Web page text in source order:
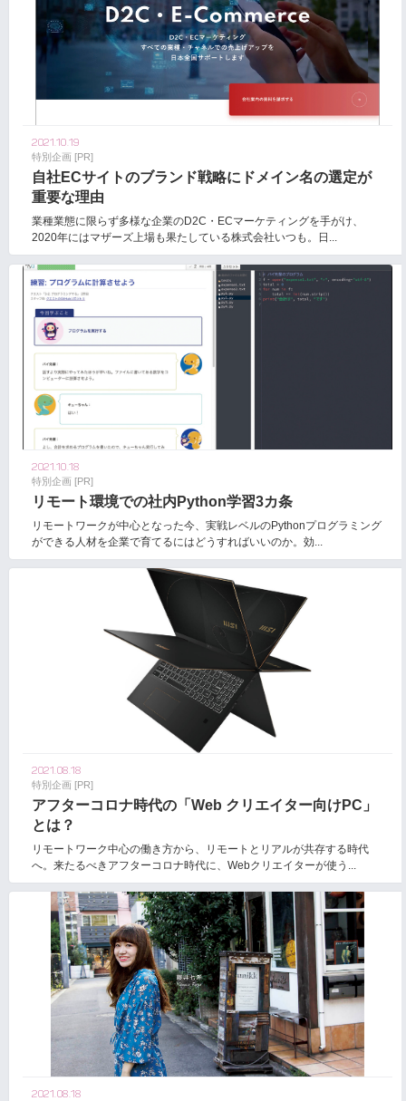
2021.10.19
特別企画 [PR]
自社ECサイトのブランド戦略にドメイン名の選定が
重要な理由
業種業態に限らず多様な企業のD2C・ECマーケティングを手がけ、
2020年にはマザーズ上場も果たしている株式会社いつも。日...
2021.10.18
特別企画 [PR]
リモート環境での社内Python学習3カ条
リモートワークが中心となった今、実戦レベルのPythonプログラミング
ができる人材を企業で育てるにはどうすればいいのか。効...
2021.08.18
特別企画 [PR]
アフターコロナ時代の「Web クリエイター向けPC」
とは？
リモートワーク中心の働き方から、リモートとリアルが共存する時代
へ。来たるべきアフターコロナ時代に、Webクリエイターが使う...
2021.08.18